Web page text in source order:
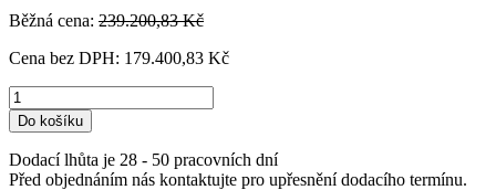
Běžná cena: 239.200,83 Kč
Cena bez DPH: 179.400,83 Kč
Do košíku
Dodací lhůta je 28 - 50 pracovních dní
Před objednáním nás kontaktujte pro upřesnění dodacího termínu.